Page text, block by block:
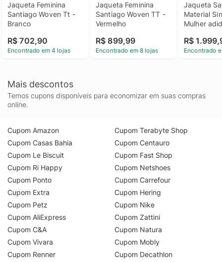
Jaqueta Feminina
Santiago Woven Tt -
Branco
R$ 702,90
Encontrado em 4 lojas
Jaqueta Feminina
Santiago Woven TT -
Vermelho
R$ 899,99
Encontrado em 8 lojas
Jaqueta
Material
Mulher
R$
Encontrado
Mais descontos
Temos cupons disponíveis para economizar em suas compras
online.
Cupom Amazon
Cupom Casas Bahia
Cupom Le Biscuit
Cupom Ri Happy
Cupom Ponto
Cupom Extra
Cupom Petz
Cupom AliExpress
Cupom C&A
Cupom Vivara
Cupom Renner
Cupom Terabyte Shop
Cupom Centauro
Cupom Fast Shop
Cupom Netshoes
Cupom Carrefour
Cupom Hering
Cupom Nike
Cupom Zattini
Cupom Natura
Cupom Mobly
Cupom Decathlon